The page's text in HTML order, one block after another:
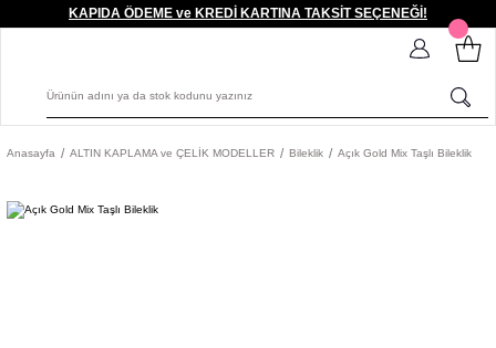
KAPIDA ÖDEME ve KREDİ KARTINA TAKSİT SEÇENEĞİ!
Anasayfa ALTIN KAPLAMA ve ÇELİK MODELLER Bileklik Açık Gold Mix Taşlı Bileklik